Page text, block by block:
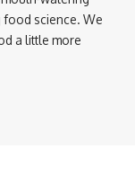
food science. We
a little more